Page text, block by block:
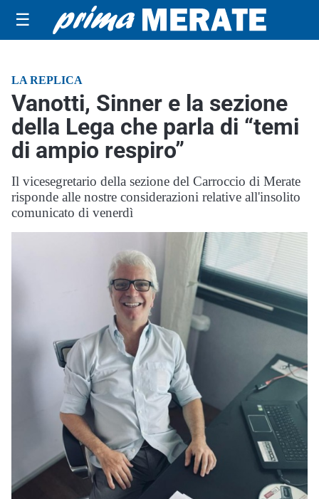
☰
LA REPLICA
Vanotti, Sinner e la sezione
della Lega che parla di “temi
di ampio respiro”
Il vicesegretario della sezione del Carroccio di Merate
risponde alle nostre considerazioni relative all'insolito
comunicato di venerdì